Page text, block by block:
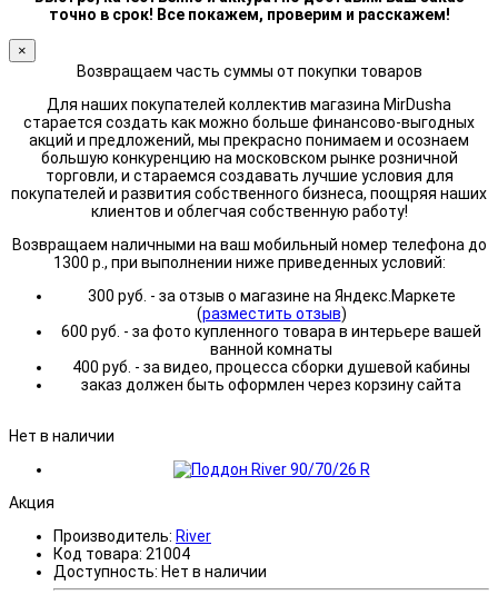
точно в срок! Все покажем, проверим и расскажем!
×
Возвращаем часть суммы от покупки товаров
Для наших покупателей коллектив магазина MirDusha
старается создать как можно больше финансово-выгодных
акций и предложений, мы прекрасно понимаем и осознаем
большую конкуренцию на московском рынке розничной
торговли, и стараемся создавать лучшие условия для
покупателей и развития собственного бизнеса, поощряя наших
клиентов и облегчая собственную работу!
Возвращаем наличными на ваш мобильный номер телефона до
1300 р., при выполнении ниже приведенных условий:
300 руб. - за отзыв о магазине на Яндекс.Маркете
(разместить отзыв)
600 руб. - за фото купленного товара в интерьере вашей
ванной комнаты
400 руб. - за видео, процесса сборки душевой кабины
заказ должен быть оформлен через корзину сайта
Нет в наличии
Акция
Производитель: River
Код товара: 21004
Доступность: Нет в наличии